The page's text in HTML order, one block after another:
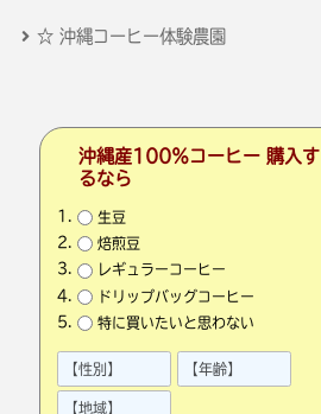
☆ 沖縄コーヒー体験農園
沖縄産100％コーヒー 購入す
るなら
生豆
焙煎豆
レギュラーコーヒー
ドリップバッグコーヒー
特に買いたいと思わない